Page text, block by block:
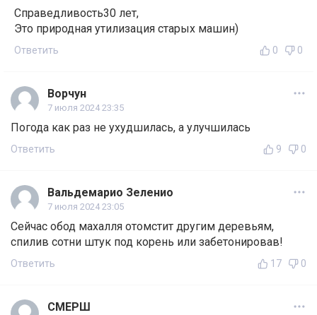
Справедливость30 лет,
Это природная утилизация старых машин)
Ответить 0 0
Ворчун
7 июля 2024 23:35
Погода как раз не ухудшилась, а улучшилась
Ответить 9 0
Вальдемарио Зеленио
7 июля 2024 23:05
Сейчас обод махалля отомстит другим деревьям,
спилив сотни штук под корень или забетонировав!
Ответить 17 0
СМЕРШ